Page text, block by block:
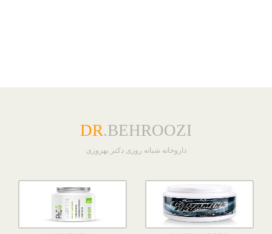
DR.BEHROOZI
داروخانه شبانه روزی دکتر بهروزی